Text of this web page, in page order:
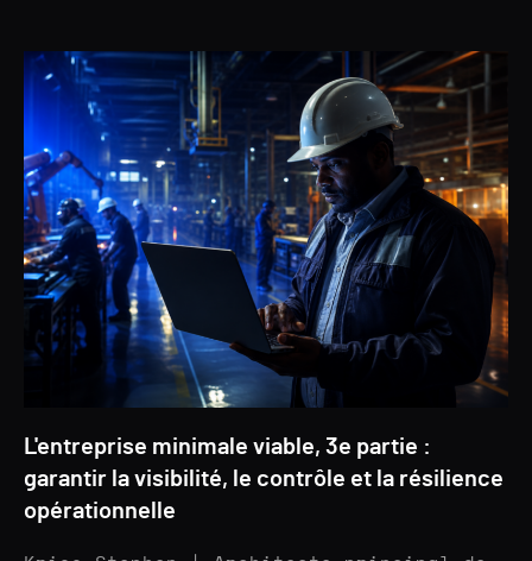
L'entreprise minimale viable, 3e partie :
garantir la visibilité, le contrôle et la résilience
opérationnelle